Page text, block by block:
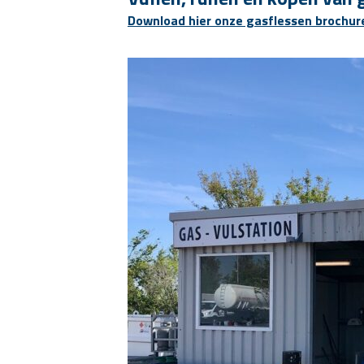
Download hier onze gasflessen